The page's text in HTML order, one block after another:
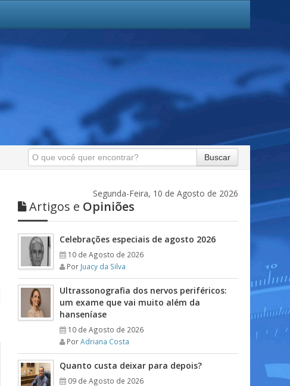
Buscar
Segunda-Feira, 10 de Agosto de 2026
Artigos e Opiniões
Celebrações especiais de agosto 2026
10 de Agosto de 2026
Por Juacy da Silva
Ultrassonografia dos nervos periféricos:
um exame que vai muito além da
hanseníase
10 de Agosto de 2026
PorAdriana Costa
Quanto custa deixar para depois?
09 de Agosto de 2026